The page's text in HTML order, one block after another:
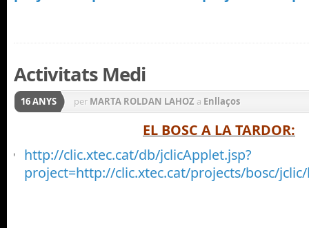
Activitats Medi
16 ANYS per MARTA ROLDAN LAHOZ a Enllaços
EL BOSC A LA TARDOR:
http://clic.xtec.cat/db/jclicApplet.jsp?
project=http://clic.xtec.cat/projects/bosc/